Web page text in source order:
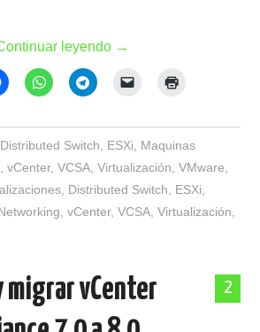
leyendo →
Distributed Switch ESXi
Maquinas
,vCenter,VCSA ,Virtualización ,VMware
, Distributed Switch ESXi
,vCenter,VCSA ,Virtualización
2
vCenter